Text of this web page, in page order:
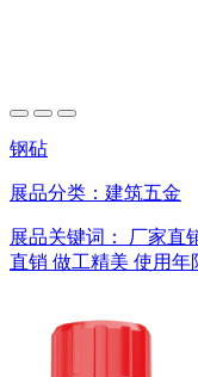
钢砧
展品分类： 建筑五金
展品关键词： 厂家直
直销 做工精美 使用年